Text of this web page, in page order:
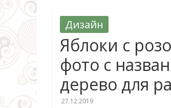
Дизайн
Яблоки с
фото с
дерево для
27.12.2019